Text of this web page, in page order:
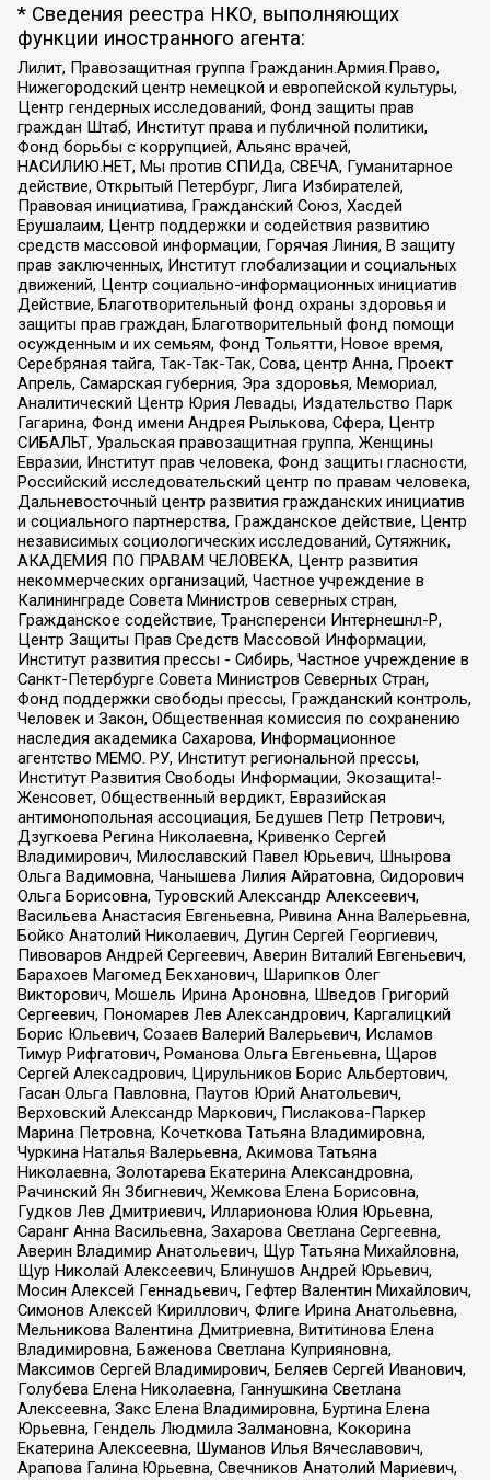
* Сведения реестра НКО, выполняющих
функции иностранного агента:
Лилит, Правозащитная группа Гражданин.Армия.Право,
Нижегородский центр немецкой и европейской культуры,
Центр гендерных исследований, Фонд защиты прав
граждан Штаб, Институт права и публичной политики,
Фонд борьбы с коррупцией, Альянс врачей,
НАСИЛИЮ.НЕТ, Мы против СПИДа, СВЕЧА, Гуманитарное
действие, Открытый Петербург, Лига Избирателей,
Правовая инициатива, Гражданский Союз, Хасдей
Ерушалаим, Центр поддержки и содействия развитию
средств массовой информации, Горячая Линия, В защиту
прав заключенных, Институт глобализации и социальных
движений, Центр социально-информационных инициатив
Действие, Благотворительный фонд охраны здоровья и
защиты прав граждан, Благотворительный фонд помощи
осужденным и их семьям, Фонд Тольятти, Новое время,
Серебряная тайга, Так-Так-Так, Сова, центр Анна, Проект
Апрель, Самарская губерния, Эра здоровья, Мемориал,
Аналитический Центр Юрия Левады, Издательство Парк
Гагарина, Фонд имени Андрея Рылькова, Сфера, Центр
СИБАЛЬТ, Уральская правозащитная группа, Женщины
Евразии, Институт прав человека, Фонд защиты гласности,
Российский исследовательский центр по правам человека,
Дальневосточный центр развития гражданских инициатив
и социального партнерства, Гражданское действие, Центр
независимых социологических исследований, Сутяжник,
АКАДЕМИЯ ПО ПРАВАМ ЧЕЛОВЕКА, Центр развития
некоммерческих организаций, Частное учреждение в
Калининграде Совета Министров северных стран,
Гражданское содействие, Трансперенси Интернешнл-Р,
Центр Защиты Прав Средств Массовой Информации,
Институт развития прессы - Сибирь, Частное учреждение в
Санкт-Петербурге Совета Министров Северных Стран,
Фонд поддержки свободы прессы, Гражданский контроль,
Человек и Закон, Общественная комиссия по сохранению
наследия академика Сахарова, Информационное
агентство МЕМО. РУ, Институт региональной прессы,
Институт Развития Свободы Информации, Экозащита!-
Женсовет, Общественный вердикт, Евразийская
антимонопольная ассоциация, Бедушев Петр Петрович,
Дзугкоева Регина Николаевна, Кривенко Сергей
Владимирович, Милославский Павел Юрьевич, Шнырова
Ольга Вадимовна, Чанышева Лилия Айратовна, Сидорович
Ольга Борисовна, Туровский Александр Алексеевич,
Васильева Анастасия Евгеньевна, Ривина Анна Валерьевна,
Бойко Анатолий Николаевич, Дугин Сергей Георгиевич,
Пивоваров Андрей Сергеевич, Аверин Виталий Евгеньевич,
Барахоев Магомед Бекханович, Шарипков Олег
Викторович, Мошель Ирина Ароновна, Шведов Григорий
Сергеевич, Пономарев Лев Александрович, Каргалицкий
Борис Юльевич, Созаев Валерий Валерьевич, Исламов
Тимур Рифгатович, Романова Ольга Евгеньевна, Щаров
Сергей Алексадрович, Цирульников Борис Альбертович,
Гасан Ольга Павловна, Паутов Юрий Анатольевич,
Верховский Александр Маркович, Пислакова-Паркер
Марина Петровна, Кочеткова Татьяна Владимировна,
Чуркина Наталья Валерьевна, Акимова Татьяна
Николаевна, Золотарева Екатерина Александровна,
Рачинский Ян Збигневич, Жемкова Елена Борисовна,
Гудков Лев Дмитриевич, Илларионова Юлия Юрьевна,
Саранг Анна Васильевна, Захарова Светлана Сергеевна,
Аверин Владимир Анатольевич, Щур Татьяна Михайловна,
Щур Николай Алексеевич, Блинушов Андрей Юрьевич,
Мосин Алексей Геннадьевич, Гефтер Валентин Михайлович,
Симонов Алексей Кириллович, Флиге Ирина Анатольевна,
Мельникова Валентина Дмитриевна, Вититинова Елена
Владимировна, Баженова Светлана Куприяновна,
Максимов Сергей Владимирович, Беляев Сергей Иванович,
Голубева Елена Николаевна, Ганнушкина Светлана
Алексеевна, Закс Елена Владимировна, Буртина Елена
Юрьевна, Гендель Людмила Залмановна, Кокорина
Екатерина Алексеевна, Шуманов Илья Вячеславович,
Арапова Галина Юрьевна, Свечников Анатолий Мариевич,